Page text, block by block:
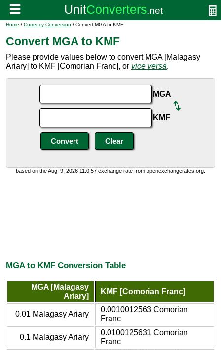
Home / Currency Conversion / Convert MGA to KMF
Convert MGA to KMF
Please provide values below to convert MGA [Malagasy
Ariary] to KMF [Comorian Franc], or vice versa.
MGA
KMF
based on the Aug. 9, 2026 11:0:57 exchange rate from openexchangerates.org.
MGA to KMF Conversion Table
MGA [Malagasy
Ariary]
KMF [Comorian Franc]
0.01 Malagasy Ariary
0.0010012563 Comorian
Franc
0.1 Malagasy Ariary
0.0100125631 Comorian
Franc